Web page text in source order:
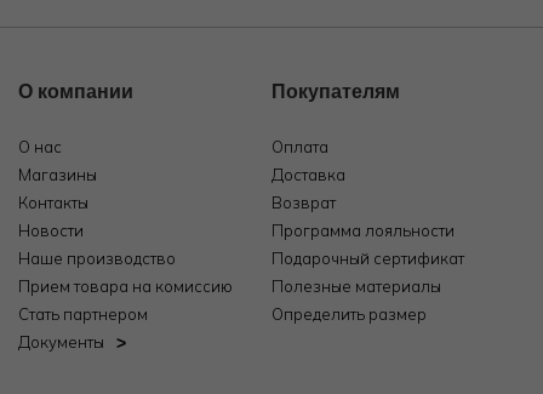
О компании
О нас
Магазины
Контакты
Новости
Наше производство
Прием товара на комиссию
Стать партнером
Документы
Покупателям
Оплата
Доставка
Возврат
Программа лояльности
Подарочный сертификат
Полезные материалы
Определить размер